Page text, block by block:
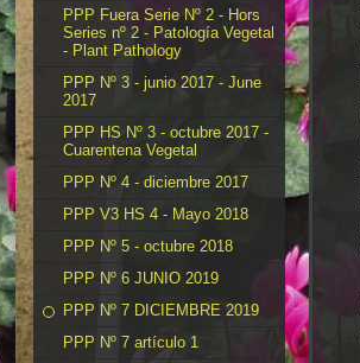
PPP Fuera Serie Nº 2 - Hors
Series nº 2 - Patología Vegetal
- Plant Pathology
PPP Nº 3 - junio 2017 - June
2017
PPP HS Nº 3 - octubre 2017 -
Cuarentena Vegetal
PPP Nº 4 - diciembre 2017
PPP V3 HS 4 - Mayo 2018
PPP Nº 5 - octubre 2018
PPP Nº 6 JUNIO 2019
PPP Nº 7 DICIEMBRE 2019
PPP Nº 7 artículo 1